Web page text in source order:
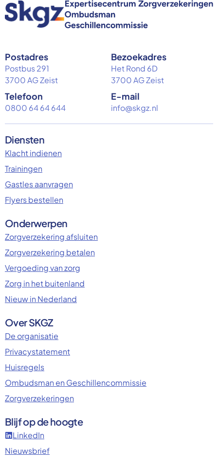
Postadres
Postbus 291
3700 AG Zeist
Bezoekadres
Het Rond 6D
3700 AG Zeist
Telefoon
0800 64 64 644
E-mail
info@skgz.nl
Diensten
Klacht indienen
Trainingen
Gastles aanvragen
Flyers bestellen
Onderwerpen
Zorgverzekering afsluiten
Zorgverzekering betalen
Vergoeding van zorg
Zorg in het buitenland
Nieuw in Nederland
Over SKGZ
De organisatie
Privacystatement
Huisregels
Ombudsman en Geschillencommissie
Zorgverzekeringen
Blijf op de hoogte
LinkedIn
Nieuwsbrief